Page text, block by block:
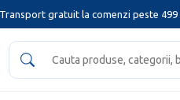
Transport gratuit la comenzi peste 499